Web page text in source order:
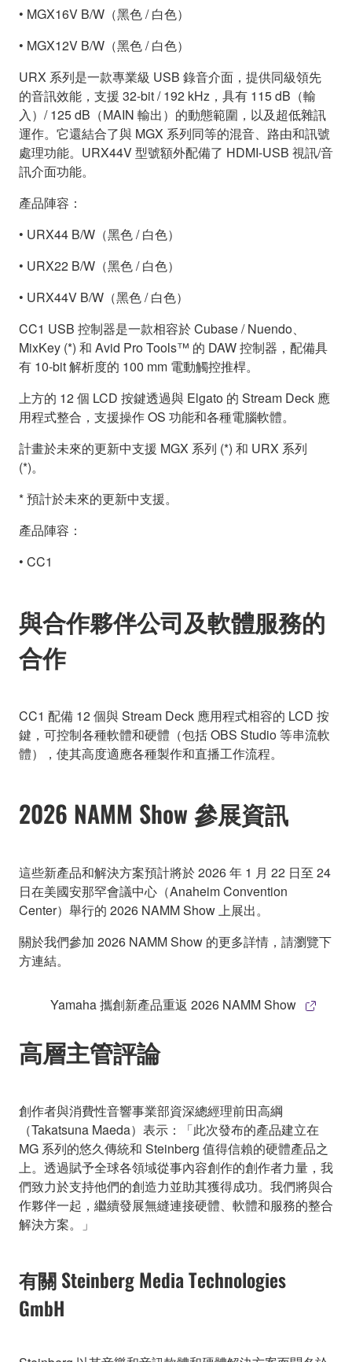
• MGX16V B/W（黑色 / 白色）
• MGX12V B/W（黑色 / 白色）
URX 系列是一款專業級 USB 錄音介面，提供同級領先
的音訊效能，支援 32-bit / 192 kHz，具有 115 dB（輸
入）/ 125 dB（MAIN 輸出）的動態範圍，以及超低雜訊
運作。它還結合了與 MGX 系列同等的混音、路由和訊號
處理功能。URX44V 型號額外配備了 HDMI-USB 視訊/音
訊介面功能。
產品陣容：
• URX44 B/W（黑色 / 白色）
• URX22 B/W（黑色 / 白色）
• URX44V B/W（黑色 / 白色）
CC1 USB 控制器是一款相容於 Cubase / Nuendo、
MixKey (*) 和 Avid Pro Tools™ 的 DAW 控制器，配備具
有 10-bit 解析度的 100 mm 電動觸控推桿。
上方的 12 個 LCD 按鍵透過與 Elgato 的 Stream Deck 應
用程式整合，支援操作 OS 功能和各種電腦軟體。
計畫於未來的更新中支援 MGX 系列 (*) 和 URX 系列
(*)。
* 預計於未來的更新中支援。
產品陣容：
• CC1
與合作夥伴公司及軟體服務的
合作
CC1 配備 12 個與 Stream Deck 應用程式相容的 LCD 按
鍵，可控制各種軟體和硬體（包括 OBS Studio 等串流軟
體），使其高度適應各種製作和直播工作流程。
2026 NAMM Show 參展資訊
這些新產品和解決方案預計將於 2026 年 1 月 22 日至 24
日在美國安那罕會議中心（Anaheim Convention
Center）舉行的 2026 NAMM Show 上展出。
關於我們參加 2026 NAMM Show 的更多詳情，請瀏覽下
方連結。
Yamaha 攜創新產品重返 2026 NAMM Show
高層主管評論
創作者與消費性音響事業部資深總經理前田高綱
（Takatsuna Maeda）表示：「此次發布的產品建立在
MG 系列的悠久傳統和 Steinberg 值得信賴的硬體產品之
上。透過賦予全球各領域從事內容創作的創作者力量，我
們致力於支持他們的創造力並助其獲得成功。我們將與合
作夥伴一起，繼續發展無縫連接硬體、軟體和服務的整合
解決方案。」
有關 Steinberg Media Technologies
GmbH